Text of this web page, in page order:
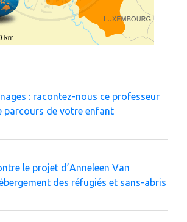
: racontez-nous ce professeur
parcours de votre enfant
le projet d’Anneleen Van
des réfugiés et sans-abris